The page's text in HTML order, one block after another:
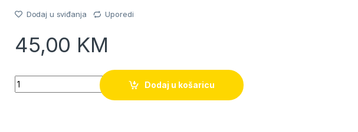
Dodaj u sviđanja Uporedi
45,00 KM
Quantity
Dodaj u košaricu